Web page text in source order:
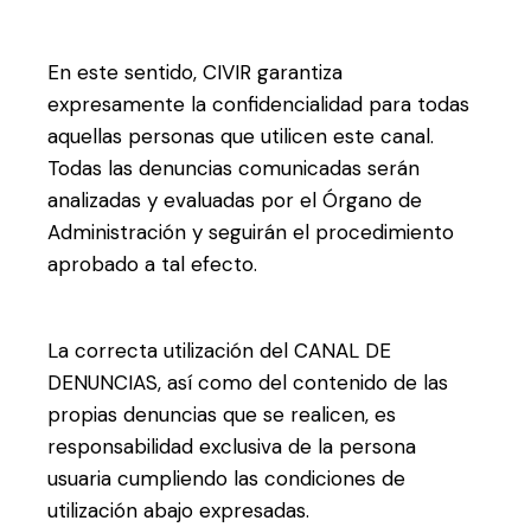
En este sentido, CIVIR garantiza
expresamente la confidencialidad para todas
aquellas personas que utilicen este canal.
Todas las denuncias comunicadas serán
analizadas y evaluadas por el Órgano de
Administración y seguirán el procedimiento
aprobado a tal efecto.
La correcta utilización del CANAL DE
DENUNCIAS, así como del contenido de las
propias denuncias que se realicen, es
responsabilidad exclusiva de la persona
usuaria cumpliendo las condiciones de
utilización abajo expresadas.